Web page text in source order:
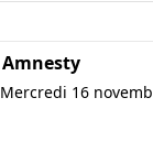
Amnesty
Mercredi 16